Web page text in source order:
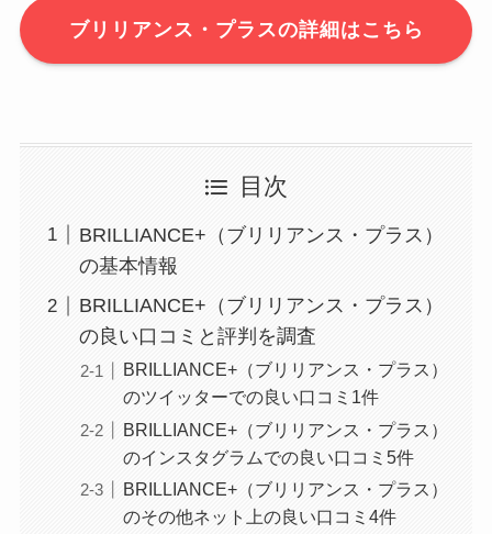
ブリリアンス・プラスの詳細はこちら
目次
BRILLIANCE+（ブリリアンス・プラス）
の基本情報
BRILLIANCE+（ブリリアンス・プラス）
の良い口コミと評判を調査
BRILLIANCE+（ブリリアンス・プラス）
のツイッターでの良い口コミ1件
BRILLIANCE+（ブリリアンス・プラス）
のインスタグラムでの良い口コミ5件
BRILLIANCE+（ブリリアンス・プラス）
のその他ネット上の良い口コミ4件